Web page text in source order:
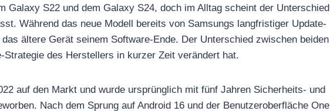
Galaxy S22 und dem Galaxy S24, doch im Alltag scheint der Unterschied
Während das neue Modell bereits von Samsungs langfristiger Update-
ältere Gerät seinem Software-Ende. Der Unterschied zwischen beiden
des Herstellers in kurzer Zeit verändert hat.
auf den Markt und wurde ursprünglich mit fünf Jahren Sicherheits- und
Nach dem Sprung auf Android 16 und der Benutzeroberfläche One